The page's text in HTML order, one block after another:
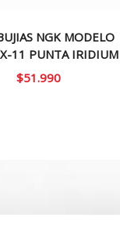
NGK MODELO
11 PUNTA IRIDIUM
$51.990